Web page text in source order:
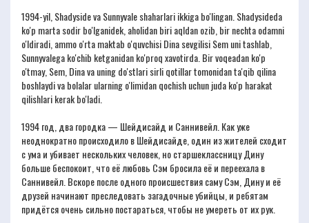
1994-yil, Shadyside va Sunnyvale shaharlari ikkiga bo'lingan. Shadysideda
ko'p marta sodir bo'lganidek, aholidan biri aqldan ozib, bir nechta odamni
o'ldiradi, ammo o'rta maktab o'quvchisi Dina sevgilisi Sem uni tashlab,
Sunnyvalega ko'chib ketganidan ko'proq xavotirda. Bir voqeadan ko'p
o'tmay, Sem, Dina va uning do'stlari sirli qotillar tomonidan ta'qib qilina
boshlaydi va bolalar ularning o'limidan qochish uchun juda ko'p harakat
qilishlari kerak bo'ladi.
1994 год, два городка — Шейдисайд и Саннивейл. Как уже
неоднократно происходило в Шейдисайде, один из жителей сходит
с ума и убивает нескольких человек, но старшеклассницу Дину
больше беспокоит, что её любовь Сэм бросила её и переехала в
Саннивейл. Вскоре после одного происшествия саму Сэм, Дину и её
друзей начинают преследовать загадочные убийцы, и ребятам
придётся очень сильно постараться, чтобы не умереть от их рук.